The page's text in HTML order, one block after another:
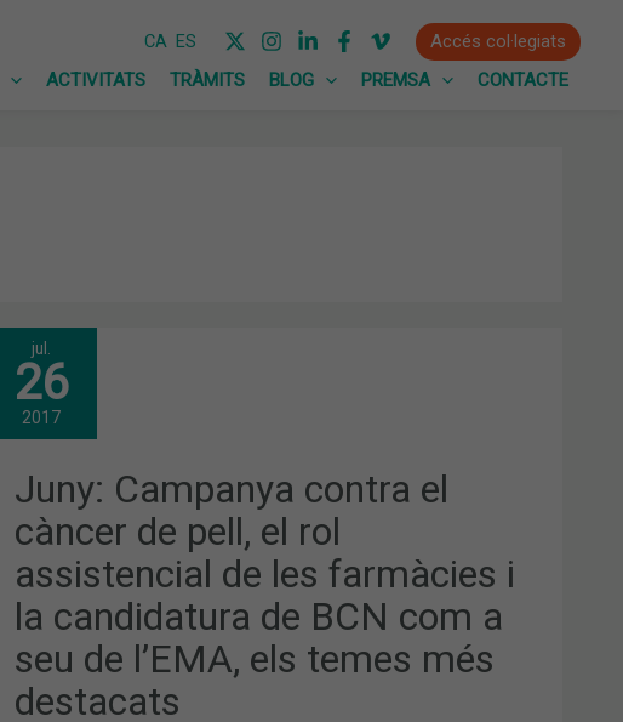
CA ES
Accés col·legiats
ACTIVITATS TRÀMITS BLOG PREMSA CONTACTE
jul.
26
2017
Juny: Campanya contra el
càncer de pell, el rol
assistencial de les farmàcies i
la candidatura de BCN com a
seu de l’EMA, els temes més
destacats
JUNY:
CAMPANYA
CONTRA
EL
CÀNCER
ROL
ASSISTENCIAL
DE
LES
FARMÀCIES
LA
CANDIDATURA
DE
BCN
COM
A